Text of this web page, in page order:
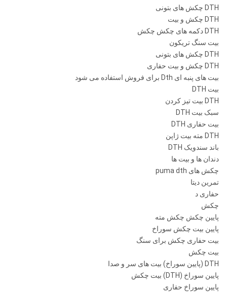
DTH چکش های بتونی
DTH چکش و بیت
DTH دکمه های چکش چکش
بیت سنگ تریکون
DTH چکش های بتونی
DTH چکش و بیت حفاری
بیت های پنبه ای Dth برای فروش استفاده می شود
بیت DTH
DTH بیت تیز کردن
سبک بیت DTH
بیت حفاری DTH
DTH مته بیت ژاپن
باند سندویک DTH
دندان ها و بیت ها
چکش های puma dth
تمرین دیتا
حفاری د
چکش
پایین چکش چکش مته
پایین بیت چکش سوراخ
بیت حفاری چکش برای سنگ
بیت چکش
DTH (پایین سوراخ) بیت های سر و صدا
پایین سوراخ (DTH) بیت چکش
پایین سوراخ حفاری